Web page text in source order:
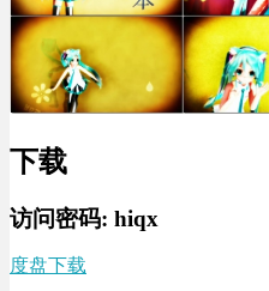
下载
访问密码: hiqx
度盘下载